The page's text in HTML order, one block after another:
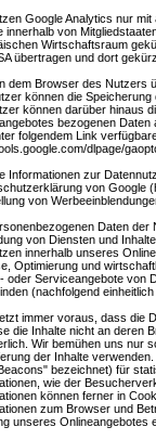
Google Analytics nur
innerhalb von
Wirtschaftsraum
übertragen und dort
dem Browser des Nutzers
können die
können darüber hinaus
bezogenen
folgendem Link
dlpage/
Informationen zur
von Google
von
Daten der
von Diensten und
innerhalb unseres
Optimierung und
oder Serviceangebote von
(nachfolgend
immer voraus, dass die
die Inhalte nicht an deren
Wir bemühen uns nur
der Inhalte
bezeichnet) für
wie der
können ferner in
zum Browser und
unseres Onlineangebotes